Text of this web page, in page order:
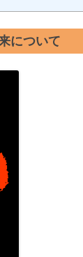
について